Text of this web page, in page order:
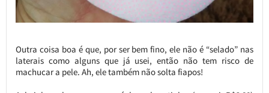
Outra coisa boa é que, por ser bem fino, ele não é “selado” nas
laterais como alguns que já usei, então não tem risco de
machucar a pele. Ah, ele também não solta fiapos!